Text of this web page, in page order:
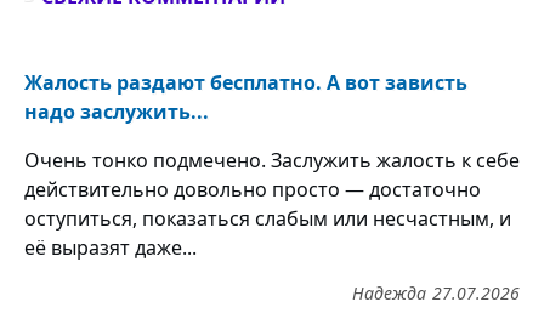
Жалость раздают бесплатно. А вот зависть
надо заслужить...
Очень тонко подмечено. Заслужить жалость к себе
действительно довольно просто — достаточно
оступиться, показаться слабым или несчастным, и
её выразят даже...
27.07.2026
Надежда